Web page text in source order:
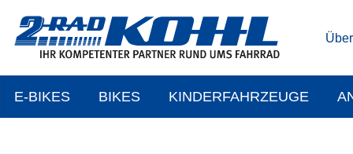
E-BIKES BIKES KINDERFAHRZEUGE